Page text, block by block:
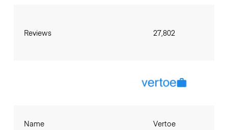
Reviews 27,802
Name Vertoe